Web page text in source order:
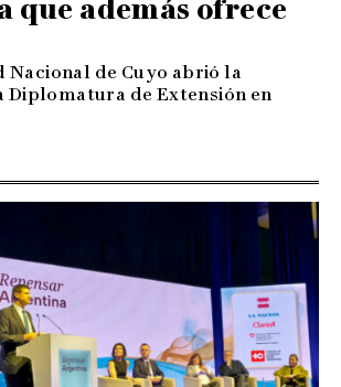
que además ofrece
Nacional de Cuyo abrió la
Diplomatura de Extensión en